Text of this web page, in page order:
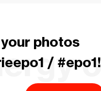
photos
/ #epo1!